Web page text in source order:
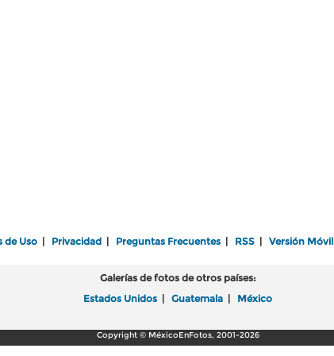
de Uso Privacidad Preguntas Frecuentes RSS Versión Móvil
Galerías de fotos de otros países:
Estados Unidos
Guatemala México
Copyright © MéxicoEnFotos, 2001-2026